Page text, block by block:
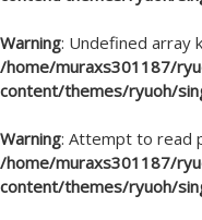
Warning: Undefined array
/home/muraxs301187/
content/themes/ryuoh/
Warning: Attempt to read
/home/muraxs301187/
content/themes/ryuoh/